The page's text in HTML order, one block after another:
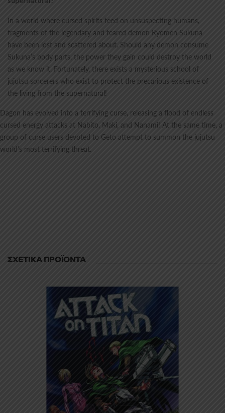
In a world where cursed spirits feed on unsuspecting humans,
fragments of the legendary and feared demon Ryomen Sukuna
have been lost and scattered about. Should any demon consume
Sukuna’s body parts, the power they gain could destroy the world
as we know it. Fortunately, there exists a mysterious school of
jujutsu sorcerers who exist to protect the precarious existence of
the living from the supernatural!
Dagon has evolved into a terrifying curse, releasing a flood of endless
cursed energy attacks at Nabito, Maki, and Nanami! At the same time, a
group of curse users devoted to Geto attempt to summon the jujutsu
world’s most terrifying threat.
ΣΧΕΤΙΚΆ ΠΡΟΪΌΝΤΑ